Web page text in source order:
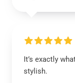
It’s exactly
stylish.